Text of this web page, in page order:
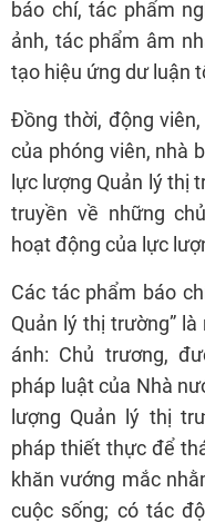
báo chí, tác phẩm
ảnh, tác phẩm âm
tạo hiệu ứng dư luận
Đồng thời, động
của phóng viên, nhà
lực lượng Quản lý thị
truyền về những
hoạt động của lực
Các tác phẩm báo
Quản lý thị trường”
ánh: Chủ trương,
pháp luật của Nhà
lượng Quản lý thị
pháp thiết thực để
khăn vướng mắc
cuộc sống; có tác